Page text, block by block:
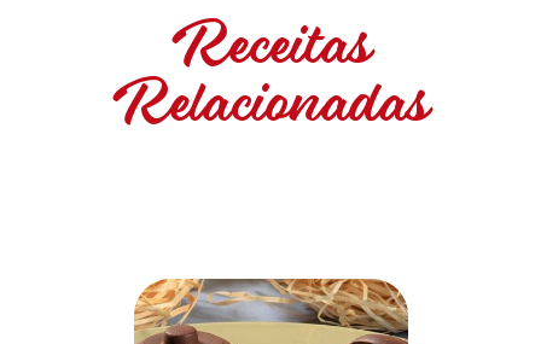
Receitas
Relacionadas